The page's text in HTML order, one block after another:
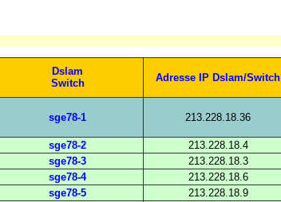
Dslam
Switch
Adresse IP Dslam/Switch
sge78-1 213.228.18.36
sge78-2 213.228.18.4
sge78-3 213.228.18.3
sge78-4 213.228.18.6
sge78-5 213.228.18.9